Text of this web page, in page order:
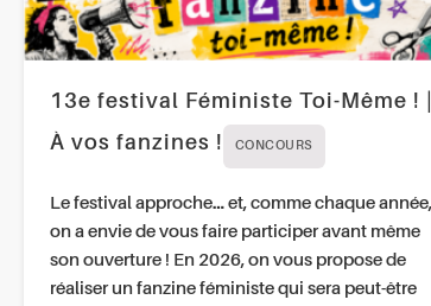
13e festival Féministe Toi-Même !
À vos fanzines !
CONCOURS
Le festival approche… et, comme chaque année,
on a envie de vous faire participer avant même
son ouverture ! En 2026, on vous propose de
réaliser un fanzine féministe qui sera peut-être